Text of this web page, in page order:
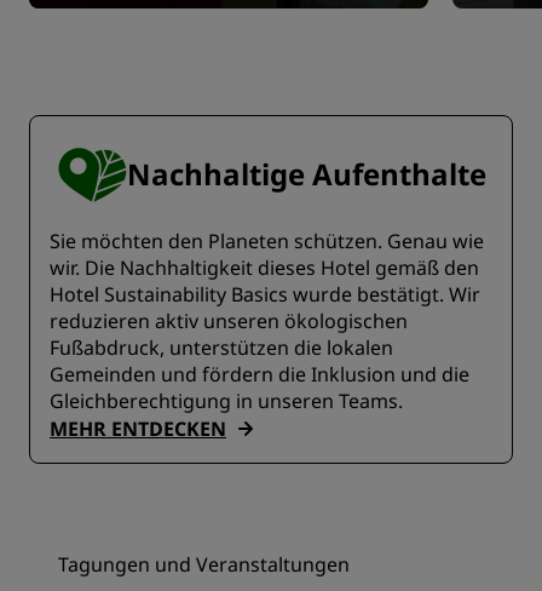
Nachhaltige Aufenthalte
Sie möchten den Planeten schützen. Genau wie
wir. Die Nachhaltigkeit dieses Hotel gemäß den
Hotel Sustainability Basics wurde bestätigt. Wir
reduzieren aktiv unseren ökologischen
Fußabdruck, unterstützen die lokalen
Gemeinden und fördern die Inklusion und die
Gleichberechtigung in unseren Teams.
MEHR ENTDECKEN
Tagungen und Veranstaltungen